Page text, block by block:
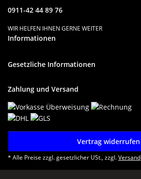
0911-42 44 89 76
WIR HELFEN IHNEN GERNE WEITER
Informationen
Gesetzliche Informationen
Zahlung und Versand
Vertrag widerrufen
* Alle Preise zzgl. gesetzlicher USt., zzgl.Versand